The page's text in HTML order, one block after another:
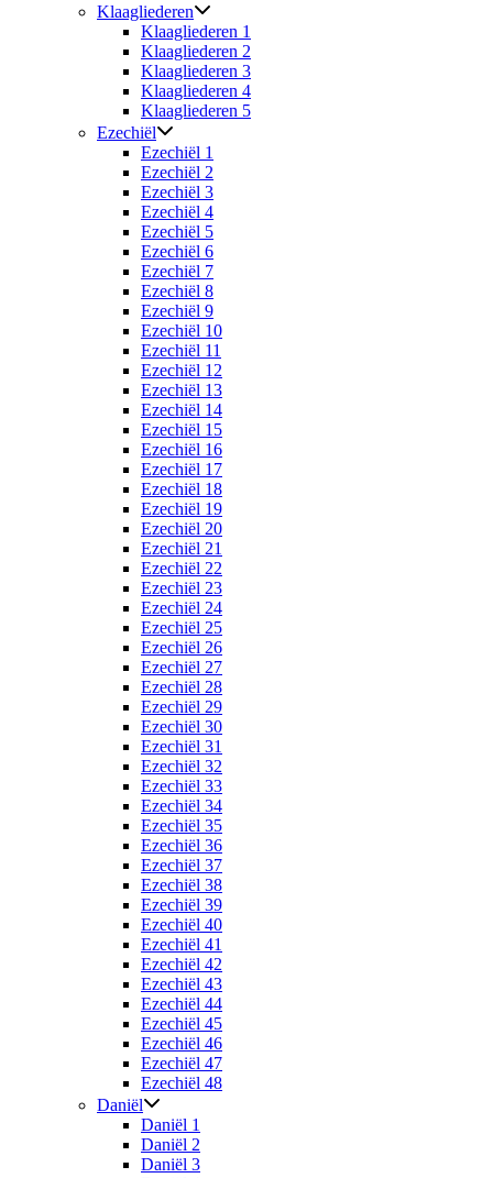
Klaagliederen
Klaagliederen 1
Klaagliederen 2
Klaagliederen 3
Klaagliederen 4
Klaagliederen 5
Ezechiël
Ezechiël 1
Ezechiël 2
Ezechiël 3
Ezechiël 4
Ezechiël 5
Ezechiël 6
Ezechiël 7
Ezechiël 8
Ezechiël 9
Ezechiël 10
Ezechiël 11
Ezechiël 12
Ezechiël 13
Ezechiël 14
Ezechiël 15
Ezechiël 16
Ezechiël 17
Ezechiël 18
Ezechiël 19
Ezechiël 20
Ezechiël 21
Ezechiël 22
Ezechiël 23
Ezechiël 24
Ezechiël 25
Ezechiël 26
Ezechiël 27
Ezechiël 28
Ezechiël 29
Ezechiël 30
Ezechiël 31
Ezechiël 32
Ezechiël 33
Ezechiël 34
Ezechiël 35
Ezechiël 36
Ezechiël 37
Ezechiël 38
Ezechiël 39
Ezechiël 40
Ezechiël 41
Ezechiël 42
Ezechiël 43
Ezechiël 44
Ezechiël 45
Ezechiël 46
Ezechiël 47
Ezechiël 48
Daniël
Daniël 1
Daniël 2
Daniël 3